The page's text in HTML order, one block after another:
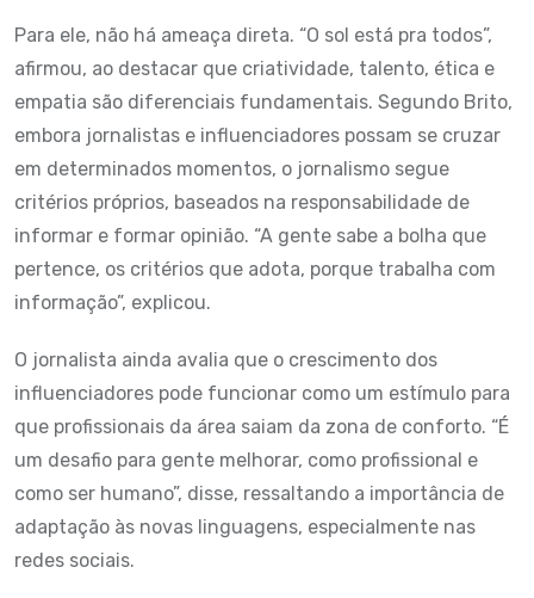
Para ele, não há ameaça direta. “O sol está pra todos”,
afirmou, ao destacar que criatividade, talento, ética e
empatia são diferenciais fundamentais. Segundo Brito,
embora jornalistas e influenciadores possam se cruzar
em determinados momentos, o jornalismo segue
critérios próprios, baseados na responsabilidade de
informar e formar opinião. “A gente sabe a bolha que
pertence, os critérios que adota, porque trabalha com
informação”, explicou.
O jornalista ainda avalia que o crescimento dos
influenciadores pode funcionar como um estímulo para
que profissionais da área saiam da zona de conforto. “É
um desafio para gente melhorar, como profissional e
como ser humano”, disse, ressaltando a importância de
adaptação às novas linguagens, especialmente nas
redes sociais.